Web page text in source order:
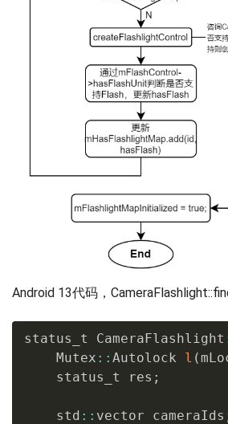
Android 13代码，
status_t CameraFlashlight
    Mutex
:: Autolock l (
    status_t res
;
    std
:: vector cameraIds